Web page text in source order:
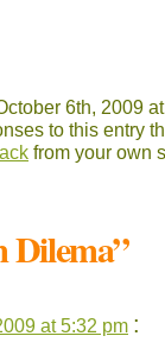
6th, 2009
to this entry
from your own
Dilema”
at 5:32 pm :